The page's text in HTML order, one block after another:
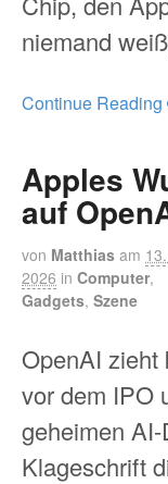
niemand
Continue Reading
Apples
auf
von Matthias am
2026 in Computer,
Gadgets, Szene
OpenAI zieht
vor dem IPO
geheimen
Klageschrift